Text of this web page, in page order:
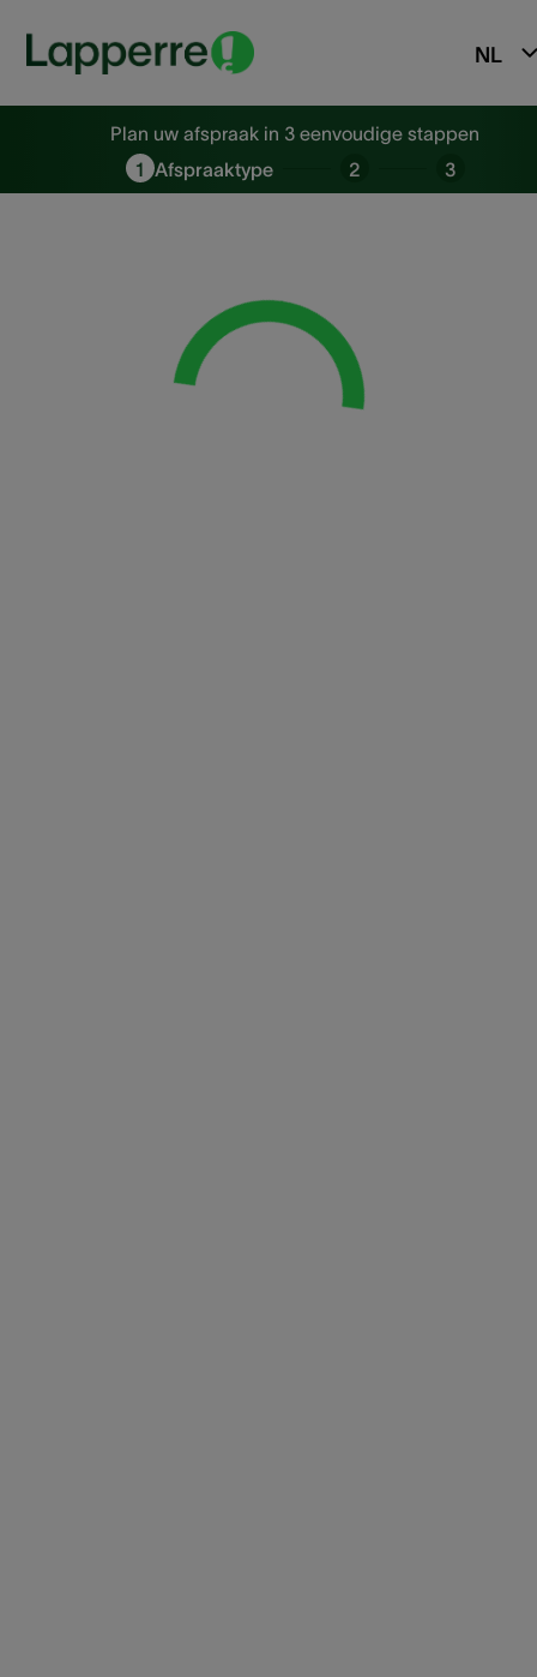
NL
Plan uw afspraak in 3
Plan uw afspraak in 3 eenvoudige stappen
1 Afspraaktype 2 3
Loading...